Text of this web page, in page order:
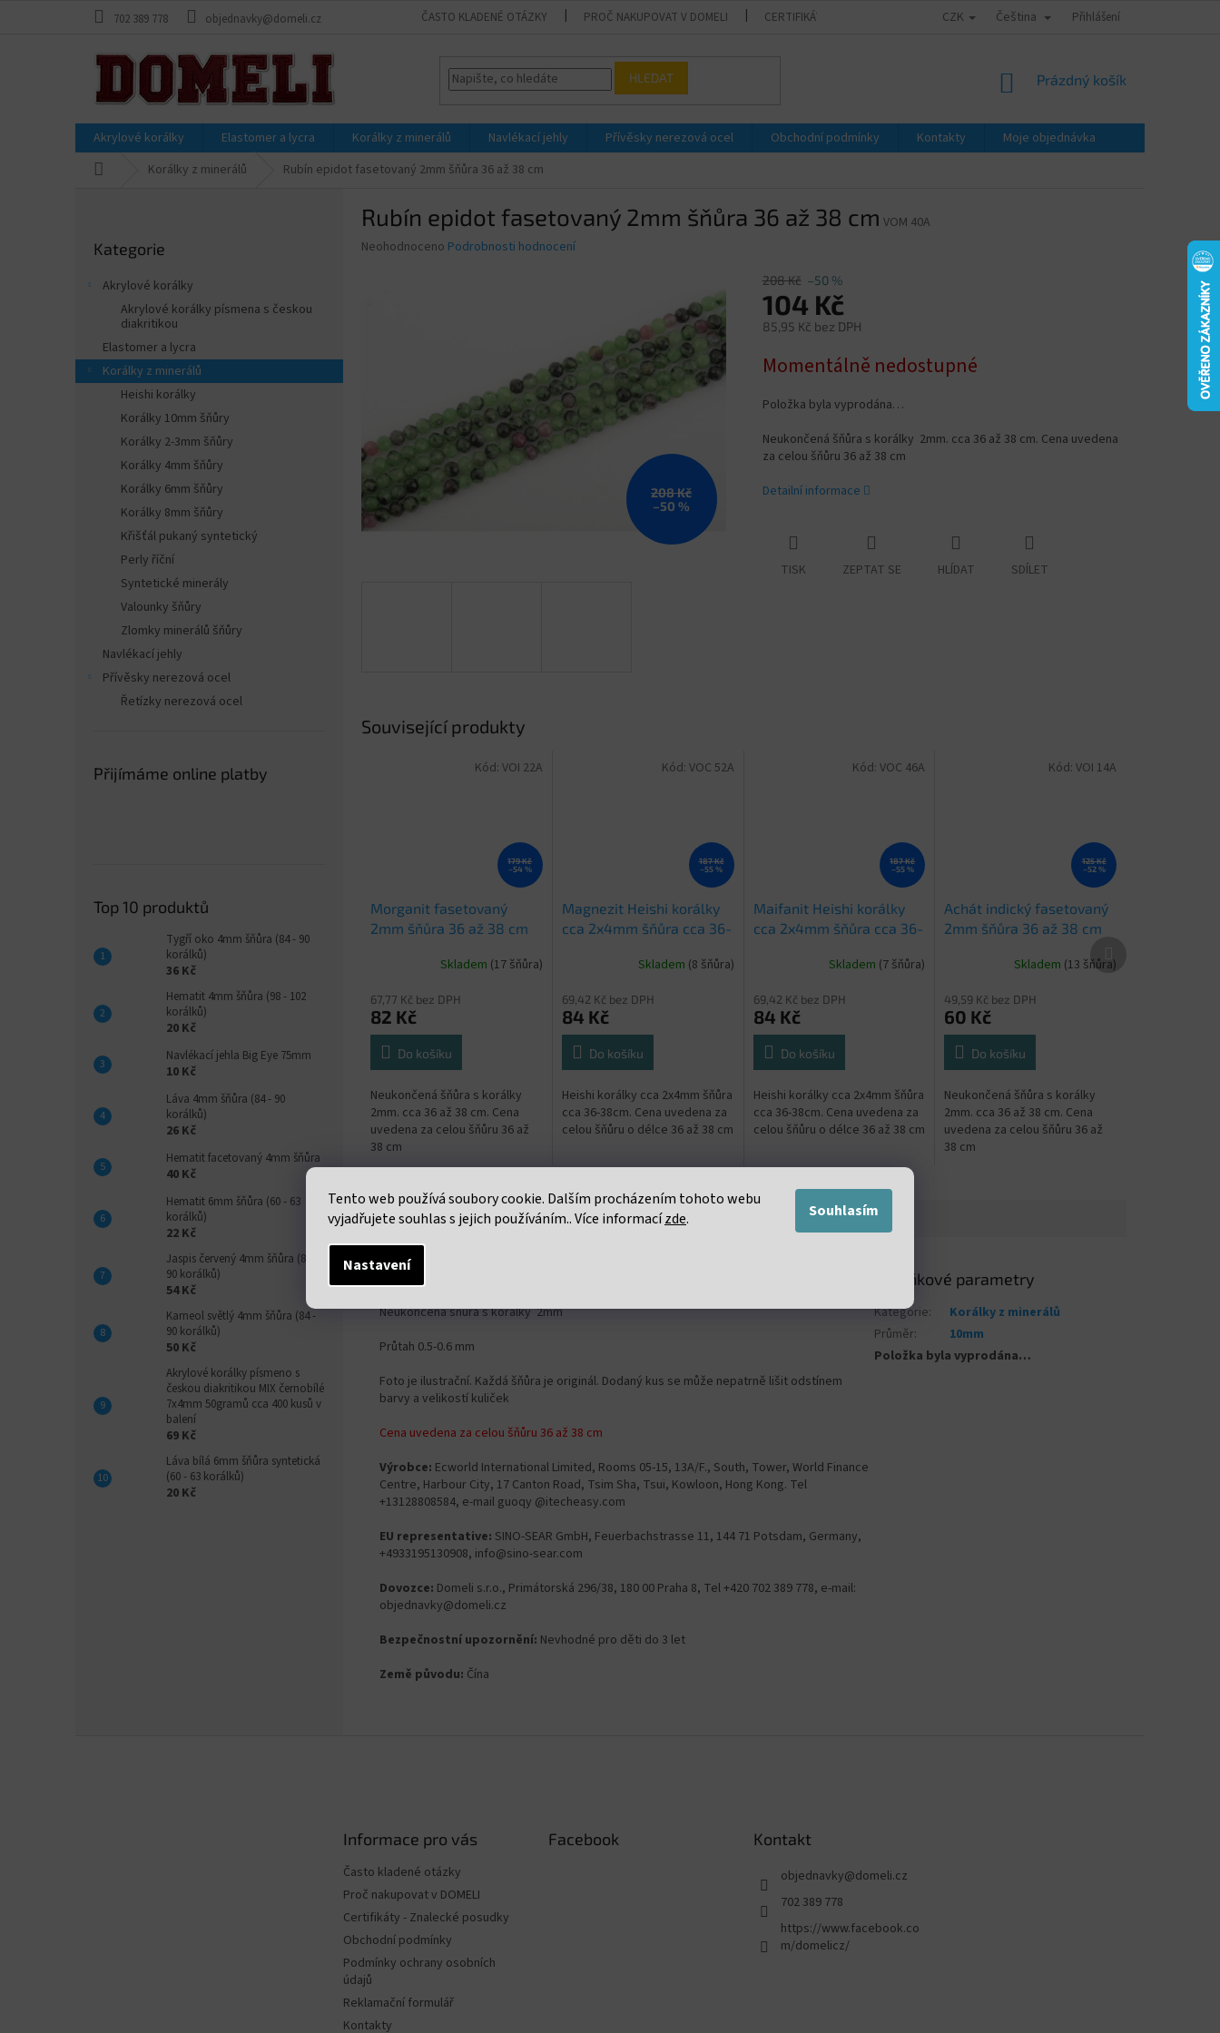
Tento web používá soubory cookie. Dalším procházením tohoto webu
vyjadřujete souhlas s jejich používáním.. Více informacízde.
Nastavení
Souhlasím
702 389 778 objednavky@domeli.cz ČASTO KLADENÉ OTÁZKY PROČ NAKUPOVAT V DOMELI CERTIFIKÁTY - ZNALECKÉ POSUDKY OBCHODNÍ PODMÍNKY
CZK Čeština Přihlášení
HLEDAT
NÁKUPNÍ
Prázdný košík
Akrylové korálky Elastomer a lycra Korálky z minerálů Navlékací jehly Přívěsky nerezová ocel Obchodní podmínky Kontakty
Moje objednávka
Korálky z minerálů Rubín epidot fasetovaný 2mm šňůra 36 až 38 cm
í
p
kategorie
Kategorie
Akrylové korálky
Akrylové korálky písmena s českou
diakritikou
Elastomer a lycra
Korálky z minerálů
Heishi korálky
Korálky 10mm šňůry
Korálky 2-3mm šňůry
Korálky 4mm šňůry
Korálky 6mm šňůry
Korálky 8mm šňůry
Křišťál pukaný syntetický
Perly říční
Syntetické minerály
Valounky šňůry
Zlomky minerálů šňůry
Navlékací jehly
Přívěsky nerezová ocel
Řetízky nerezová ocel
Přijímáme online platby
Top 10 produktů
Tygří oko 4mm šňůra (84 - 90
korálků)
36 Kč
Hematit 4mm šňůra (98 - 102
korálků)
20 Kč
Navlékací jehla Big Eye 75mm
10 Kč
Láva 4mm šňůra (84 - 90
korálků)
26 Kč
Hematit facetovaný 4mm šňůra
40 Kč
Hematit 6mm šňůra (60 - 63
korálků)
22 Kč
Jaspis červený 4mm šňůra (84 -
90 korálků)
54 Kč
Karneol světlý 4mm šňůra (84 -
90 korálků)
50 Kč
Akrylové korálky písmeno s
českou diakritikou MIX černobílé
7x4mm 50gramů cca 400 kusů v
balení
69 Kč
Láva bílá 6mm šňůra syntetická
(60 - 63 korálků)
20 Kč
Rubín epidot fasetovaný 2mm šňůra 36 až 38 cm VOM 40A
Průměrné
Neohodnoceno Podrobnosti hodnocení
208 Kč
–50 %
208 Kč –50 %
104 Kč
85,95 Kč bez DPH
cena:
Momentálně nedostupné
Položka byla vyprodána…
Neukončená šňůra s korálky 2mm. cca 36 až 38 cm. Cena uvedena
za celou šňůru 36 až 38 cm
Detailní informace
TISK ZEPTAT SE HLÍDAT SDÍLET
Související produkty
179 Kč
–54 %
Morganit fasetovaný
2mm šňůra 36 až 38 cm
Skladem (17 šňůra)
67,77 Kč bez DPH
82 Kč
Do košíku
Neukončená šňůra s korálky
2mm. cca 36 až 38 cm. Cena
uvedena za celou šňůru 36 až
38 cm
Kód: VOI 22A
187 Kč
–55 %
Magnezit Heishi korálky
cca 2x4mm šňůra cca 36-
Skladem (8 šňůra)
69,42 Kč bez DPH
84 Kč
Do košíku
Heishi korálky cca 2x4mm šňůra
cca 36-38cm. Cena uvedena za
celou šňůru o délce 36 až 38 cm
Kód: VOC 52A
187 Kč
–55 %
Maifanit Heishi korálky
cca 2x4mm šňůra cca 36-
Skladem (7 šňůra)
69,42 Kč bez DPH
84 Kč
Do košíku
Heishi korálky cca 2x4mm šňůra
cca 36-38cm. Cena uvedena za
celou šňůru o délce 36 až 38 cm
Kód:VOC 46A
125 Kč
–52 %
Achát indický fasetovaný
2mm šňůra 36 až 38 cm
Skladem (13 šňůra)
49,59 Kč bez DPH
60 Kč
Do košíku
Neukončená šňůra s korálky
2mm. cca 36 až 38 cm. Cena
uvedena za celou šňůru 36 až
38 cm
Kód: VOI 14A
produkt
Popis Podobné (16) Diskuze
Detailní popis produktu
Neukončená šňůra s korálky 2mm
Průtah 0.5-0.6 mm
Foto je ilustrační. Každá šňůra je originál. Dodaný kus se může nepatrně lišit odstínem
barvy a velikostí kuliček
Cena uvedena za celou šňůru 36 až 38 cm
Výrobce: Ecworld International Limited, Rooms 05-15, 13A/F., South, Tower, World Finance
Centre, Harbour City, 17 Canton Road, Tsim Sha, Tsui, Kowloon, Hong Kong. Tel
+13128808584, e-mail guoqy @itecheasy.com
EU representative: SINO-SEAR GmbH, Feuerbachstrasse 11, 144 71 Potsdam, Germany,
+4933195130908, info@sino-sear.com
Dovozce: Domeli s.r.o., Primátorská 296/38, 180 00 Praha 8, Tel +420 702 389 778, e-mail:
objednavky@domeli.cz
Bezpečnostní upozornění: Nevhodné pro děti do 3 let
Země původu: Čína
Doplňkové parametry
Kategorie:
Korálky z minerálů
Průměr:
10mm
Položka byla vyprodána…
Informace pro vás
Často kladené otázky
Proč nakupovat v DOMELI
Certifikáty - Znalecké posudky
Obchodní podmínky
Podmínky ochrany osobních
údajů
Reklamační formulář
Kontakty
Facebook Kontakt
objednavky@domeli.cz
702 389 778
https://www.facebook.co
m/domelicz/